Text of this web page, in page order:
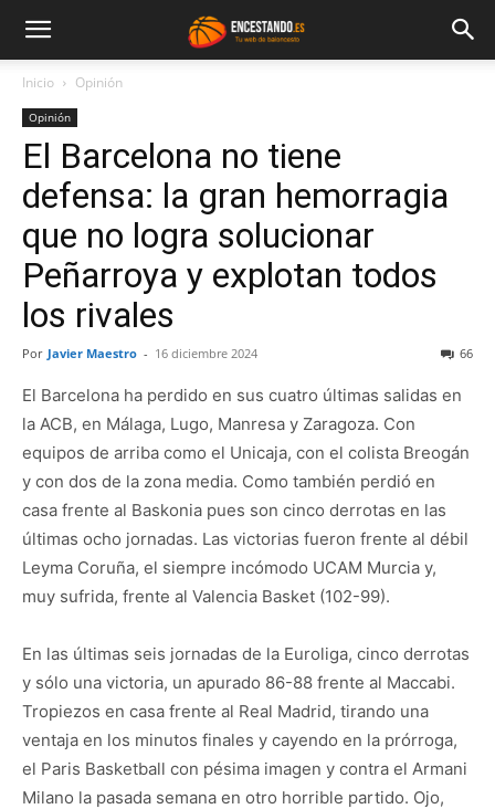
Inicio Opinión
Opinión
El Barcelona no tiene
defensa: la gran hemorragia
que no logra solucionar
Peñarroya y explotan todos
los rivales
Por Javier Maestro - 16 diciembre 2024 66
El Barcelona ha perdido en sus cuatro últimas salidas en
la ACB, en Málaga, Lugo, Manresa y Zaragoza. Con
equipos de arriba como el Unicaja, con el colista Breogán
y con dos de la zona media. Como también perdió en
casa frente al Baskonia pues son cinco derrotas en las
últimas ocho jornadas. Las victorias fueron frente al débil
Leyma Coruña, el siempre incómodo UCAM Murcia y,
muy sufrida, frente al Valencia Basket (102-99).
En las últimas seis jornadas de la Euroliga, cinco derrotas
y sólo una victoria, un apurado 86-88 frente al Maccabi.
Tropiezos en casa frente al Real Madrid, tirando una
ventaja en los minutos finales y cayendo en la prórroga,
el Paris Basketball con pésima imagen y contra el Armani
Milano la pasada semana en otro horrible partido. Ojo,